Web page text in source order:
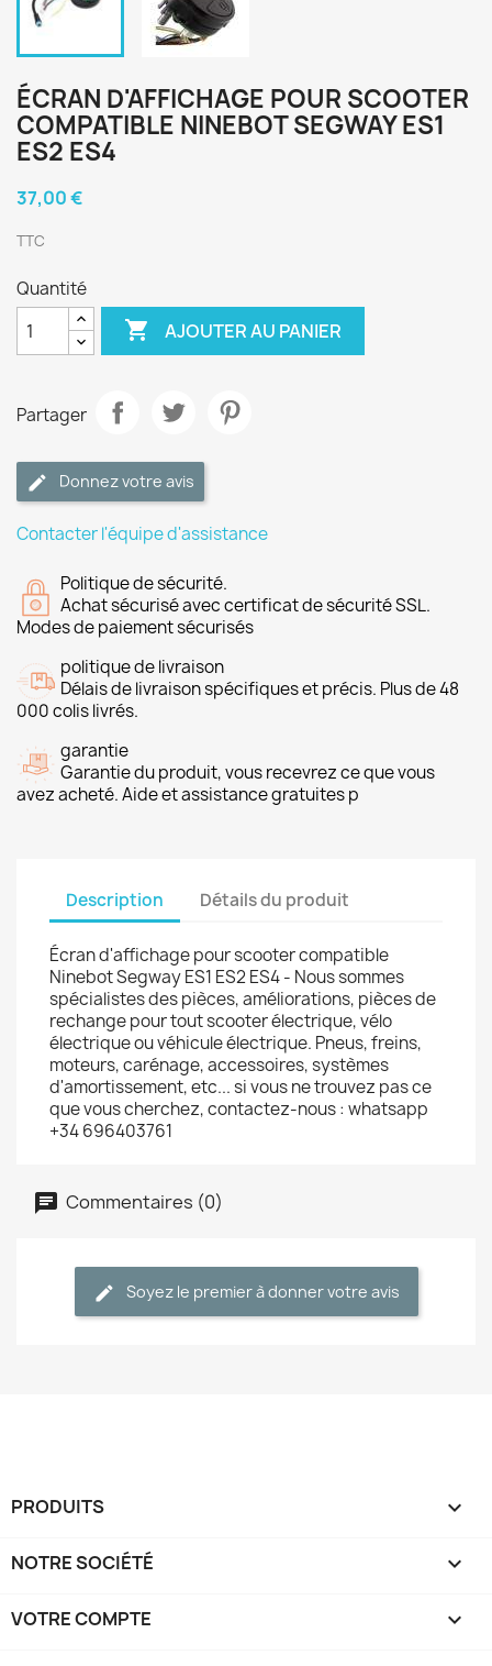
ÉCRAN D'AFFICHAGE POUR SCOOTER
COMPATIBLE NINEBOT SEGWAY ES1
ES2 ES4
37,00 €
TTC
Quantité
 AJOUTER AU PANIER
Partager
Donnez votre avis
Contacter l'équipe d'assistance
Politique de sécurité.
Achat sécurisé avec certificat de sécurité SSL.
Modes de paiement sécurisés
politique de livraison
Délais de livraison spécifiques et précis. Plus de 48
000 colis livrés.
garantie
Garantie du produit, vous recevrez ce que vous
avez acheté. Aide et assistance gratuites p
Description Détails du produit
Écran d'affichage pour scooter compatible
Ninebot Segway ES1 ES2 ES4 - Nous sommes
spécialistes des pièces, améliorations, pièces de
rechange pour tout scooter électrique, vélo
électrique ou véhicule électrique. Pneus, freins,
moteurs, carénage, accessoires, systèmes
d'amortissement, etc... si vous ne trouvez pas ce
que vous cherchez, contactez-nous : whatsapp
+34 696403761
Commentaires (0)
Soyez le premier à donner votre avis
PRODUITS 
NOTRE SOCIÉTÉ 
VOTRE COMPTE 